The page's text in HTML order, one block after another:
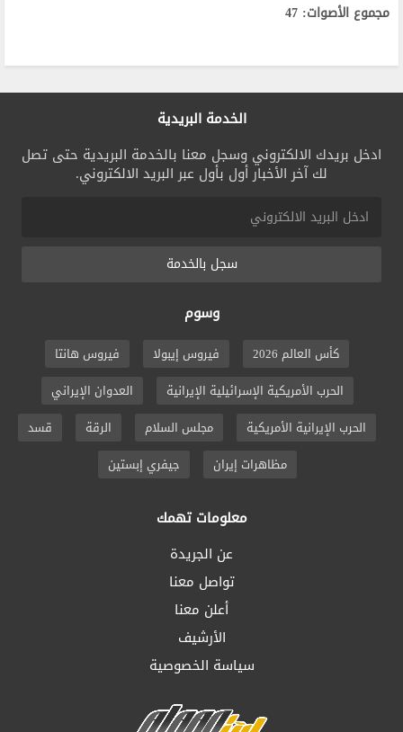
مجموع الأصوات: 47
الخدمة البريدية
ادخل بريدك الالكتروني وسجل معنا بالخدمة البريدية حتى تصل
لك آخر الأخبار أول بأول عبر البريد الالكتروني.
سجل بالخدمة
وسوم
كأس العالم 2026 فيروس إيبولا
فيروس هانتا
الحرب الأمريكية الإسرائيلية الإيرانية
العدوان الإيراني
الحرب الإيرانية الأمريكية
مجلس السلام الرقة
قسد
مظاهرات إيران
جيفري إبستين
معلومات تهمك
عن الجريدة
تواصل معنا
أعلن معنا
الأرشيف
سياسة الخصوصية